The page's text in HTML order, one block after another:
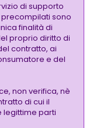
di supporto
precompilati sono
finalità di
proprio diritto di
contratto, ai
e del
non verifica, nè
di cui il
legittime parti